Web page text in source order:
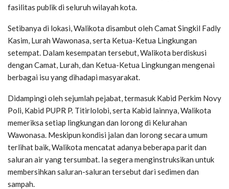
fasilitas publik di seluruh wilayah kota.
Setibanya di lokasi, Walikota disambut oleh Camat Singkil Fadly
Kasim, Lurah Wawonasa, serta Ketua-Ketua Lingkungan
setempat. Dalam kesempatan tersebut, Walikota berdiskusi
dengan Camat, Lurah, dan Ketua-Ketua Lingkungan mengenai
berbagai isu yang dihadapi masyarakat.
Didampingi oleh sejumlah pejabat, termasuk Kabid Perkim Novy
Poli, Kabid PUPR P. Titirlolobi, serta Kabid lainnya, Walikota
memeriksa setiap lingkungan dan lorong di Kelurahan
Wawonasa. Meskipun kondisi jalan dan lorong secara umum
terlihat baik, Walikota mencatat adanya beberapa parit dan
saluran air yang tersumbat. Ia segera menginstruksikan untuk
membersihkan saluran-saluran tersebut dari sedimen dan
sampah.